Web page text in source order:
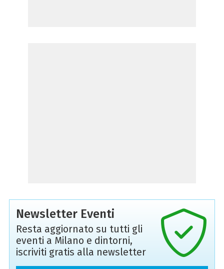
Newsletter Eventi
Resta aggiornato su tutti gli
eventi a Milano e dintorni,
iscriviti gratis alla newsletter